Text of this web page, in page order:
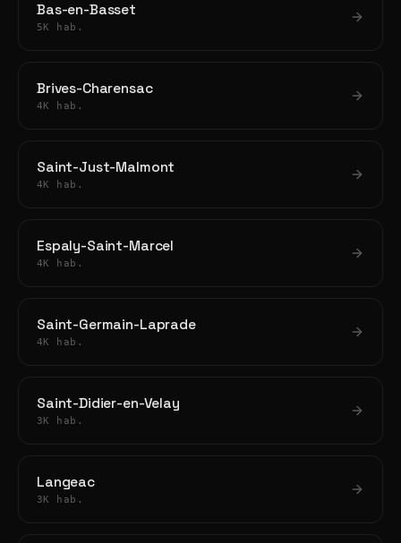
Bas-en-Basset
5K hab.
Brives-Charensac
4K hab.
Saint-Just-Malmont
4K hab.
Espaly-Saint-Marcel
4K hab.
Saint-Germain-Laprade
4K hab.
Saint-Didier-en-Velay
3K hab.
Langeac
3K hab.